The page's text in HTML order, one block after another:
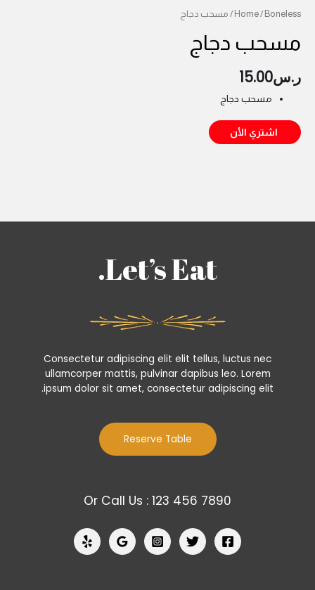
Home/ Boneless / مسحب دجاج
مسحب دجاج
ر.س15.00
مسحب دجاج
اشتري الأن
Let’s Eat.
Consectetur adipiscing elit elit tellus, luctus nec
ullamcorper mattis, pulvinar dapibus leo.​ Lorem
ipsum dolor sit amet, consectetur adipiscing elit.
Reserve Table
Or Call Us : 123 456 7890